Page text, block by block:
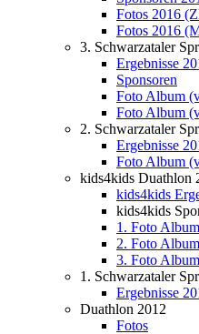
Fotos 2016
Fotos 2016
3. Schwarzataler
Ergebnisse
Sponsoren
Foto Album
Foto Album
2. Schwarzataler
Ergebnisse
Foto Album
kids4kids Duathlon
kids4kids
kids4kids
1. Foto
2. Foto
3. Foto
1. Schwarzataler
Ergebnisse
Duathlon 2012
Fotos